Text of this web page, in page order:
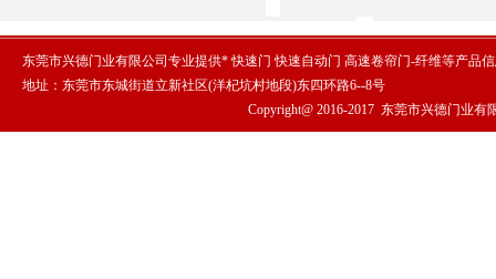
东莞市兴德门业有限公司专业提供* 快速门 快速自动门 高速卷帘门-纤维等产品
地址：东莞市东城街道立新社区(洋杞坑村地段)东四环路6--8号
Copyright@ 2016-2017 东莞市兴德门业有